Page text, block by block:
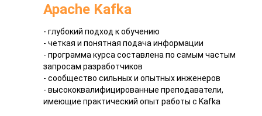
- глубокий подход к обучению
- четкая и понятная подача информации
- программа курса составлена по самым частым
запросам разработчиков
- сообщество сильных и опытных инженеров
- высококвалифицированные преподаватели,
имеющие практический опыт работы с Kafka
Apache Kafka
ПОКУПКЕ
ЛИНЕЙКИ[KAFKA]
2-УХ ЛЮБЫХ